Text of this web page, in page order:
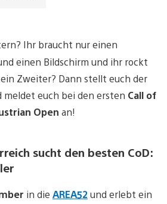
Ihr braucht nur einen
einen Bildschirm und ihr rockt
Zweiter? Dann stellt euch der
meldet euch bei den ersten Call of
Open an!
sucht den besten CoD:
in die AREA52und erlebt ein